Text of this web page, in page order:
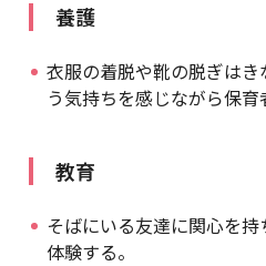
養護
衣服の着脱や靴の脱ぎは
う気持ちを感じながら保育
教育
そばにいる友達に関心を
体験する。